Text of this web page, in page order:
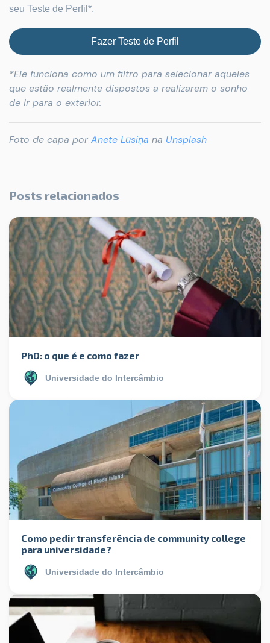
seu Teste de Perfil*.
Fazer Teste de Perfil
*Ele funciona como um filtro para selecionar aqueles
que estão realmente dispostos a realizarem o sonho
de ir para o exterior.
Foto de capa por Anete Lūsiņa na Unsplash
Posts relacionados
PhD: o que é e como fazer
Universidade do Intercâmbio
Como pedir transferência de community college
para universidade?
Universidade do Intercâmbio